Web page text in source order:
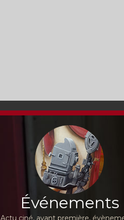
Événements
Actu ciné, avant première,